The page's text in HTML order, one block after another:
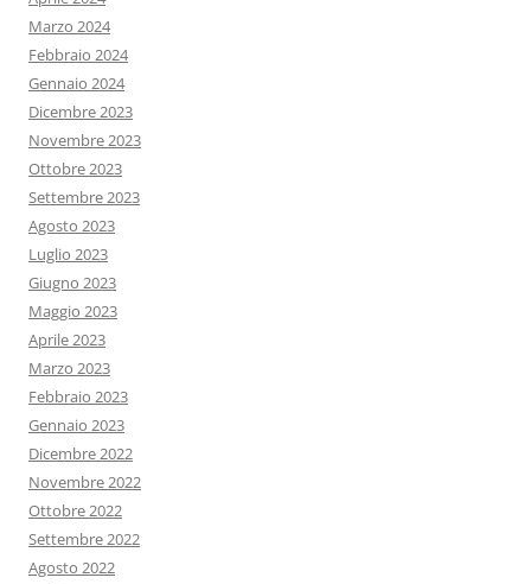
Marzo 2024
Febbraio 2024
Gennaio 2024
Dicembre 2023
Novembre 2023
Ottobre 2023
Settembre 2023
Agosto 2023
Luglio 2023
Giugno 2023
Maggio 2023
Aprile 2023
Marzo 2023
Febbraio 2023
Gennaio 2023
Dicembre 2022
Novembre 2022
Ottobre 2022
Settembre 2022
Agosto 2022